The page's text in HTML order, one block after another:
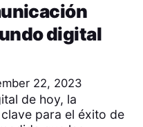
digital
22, 2023
de hoy, la
clave para el éxito de